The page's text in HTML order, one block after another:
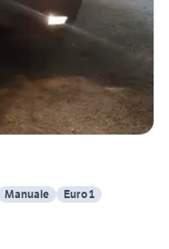
Manuale Euro 1